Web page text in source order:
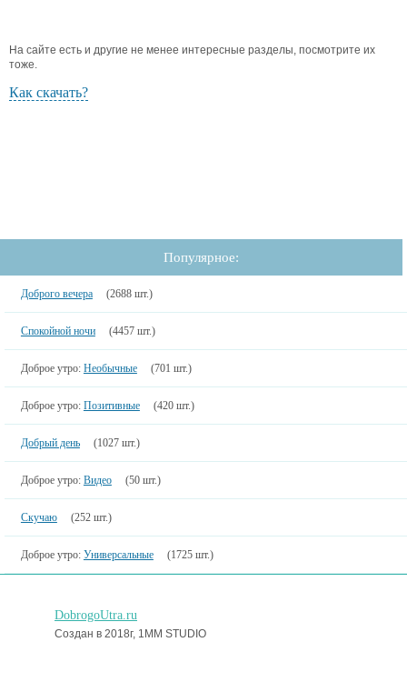
На сайте есть и другие не менее интересные разделы, посмотрите их
тоже.
Как скачать?
Популярное:
Доброго вечера (2688 шт.)
Спокойной ночи (4457 шт.)
Доброе утро: Необычные (701 шт.)
Доброе утро: Позитивные (420 шт.)
Добрый день (1027 шт.)
Доброе утро: Видео (50 шт.)
Скучаю (252 шт.)
Доброе утро: Универсальные (1725 шт.)
DobrogoUtra.ru
Создан в 2018г, 1MM STUDIO